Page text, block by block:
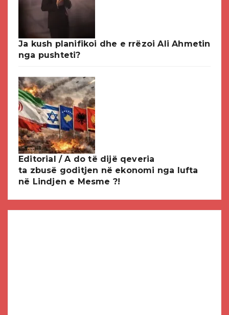
Ja kush planifikoi dhe e rrëzoi Ali Ahmetin
nga pushteti?
Editorial / A do të dijë qeveria
ta zbusë goditjen në ekonomi nga lufta
në Lindjen e Mesme ?!